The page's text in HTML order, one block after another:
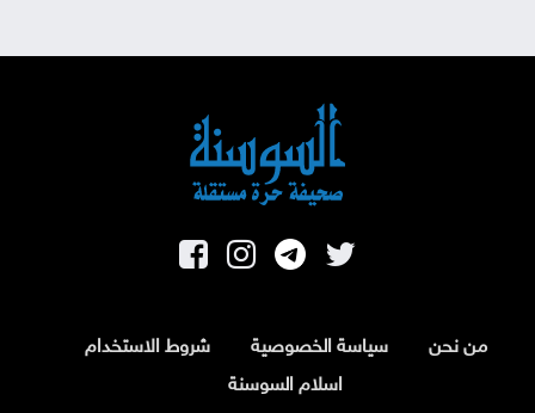
من نحن سياسة الخصوصية
شروط الاستخدام
اسلام السوسنة